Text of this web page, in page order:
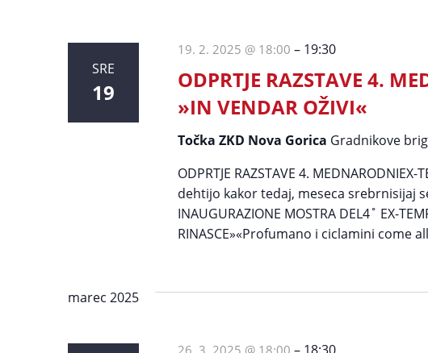
SRE
19
ODPRTJE RAZSTAVE 4.
»IN VENDAR OŽIVI«
19. 2. 2025 @ 18:00 – 19:30
Točka ZKD Nova Gorica Gradnikove
ODPRTJE RAZSTAVE 4.
dehtijo kakor tedaj, meseca srebrnisijaj
INAUGURAZIONE MOSTRA DEL4˚ EX-
RINASCE»«Profumano i ciclamini come
marec 2025
26. 3. 2025 @ 18:00